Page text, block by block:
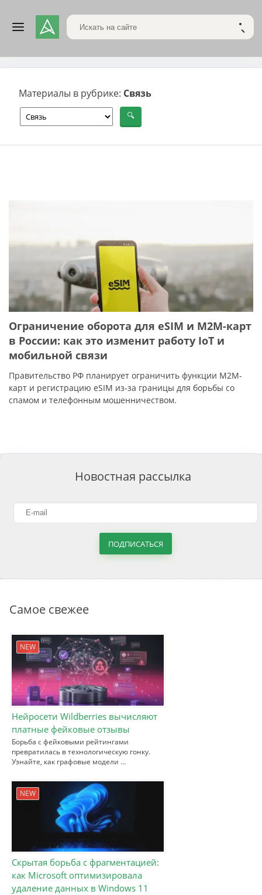
Поиск по сайту
Материалы в рубрике: Связь
Ограничение оборота для eSIM и M2M-карт
в России: как это изменит работу IoT и
мобильной связи
Правительство РФ планирует ограничить функции M2M-
карт и регистрацию eSIM из-за границы для борьбы со
спамом и телефонным мошенничеством.
Новостная рассылка
ПОДПИСАТЬСЯ
Самое свежее
NEW
Нейросети Wildberries вычисляют
платные фейковые отзывы
Борьба с фейковыми рейтингами
превратилась в технологическую гонку.
Узнайте, как графовые модели …
NEW
Скрытая борьба с фрагментацией:
как Microsoft оптимизировала
удаление данных в Windows 11